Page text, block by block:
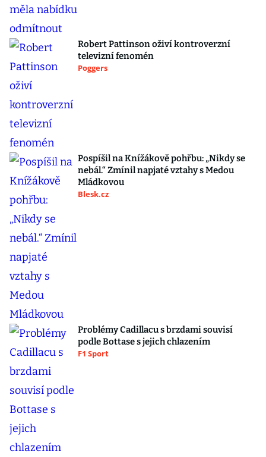
Robert Pattinson oživí kontroverzní
televizní fenomén
Poggers
Pospíšil na Knížákově pohřbu: „Nikdy se
nebál.“ Zmínil napjaté vztahy s Medou
Mládkovou
Blesk.cz
Problémy Cadillacu s brzdami souvisí
podle Bottase s jejich chlazením
F1 Sport